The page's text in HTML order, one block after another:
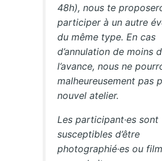
48h), nous te
participer à un autre
du même type. En cas
d’annulation de moins
l’avance, nous ne
malheureusement pas
nouvel atelier.
Les participant·es sont
susceptibles d’être
photographié·es ou